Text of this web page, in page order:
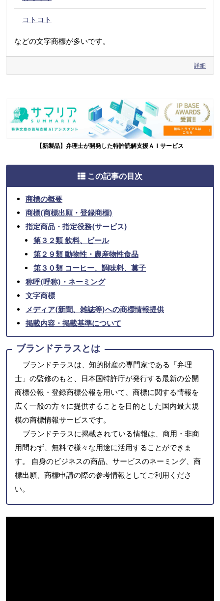
コトコト
などの文字商標が多いです。
詳細
【新製品】弁理士が開発した特許読解支援ＡＩサービス
この記事の目次
商標の概要
商標(商標出願・登録商標)
指定商品・指定役務(サービス)
第３２類 飲料、ビール
第２９類 動物性・農産物性食品
第３０類 コーヒー、調味料、菓子
称呼(呼称)・ネーミング
文字商標
メディア(新聞、雑誌等)への商標情報提供
掲載内容・掲載基準について
ブランドテラスとは
ブランドテラスは、知的財産の専門家である「弁理
士」の監修のもと、日本国特許庁が発行する最新の公開
商標公報・登録商標公報を用いて、商標に関する情報を
広く一般の方々に提供することを目的とした国内最大規
模の商標情報サービスです。
ブランドテラスに掲載されている情報は、商用・非商
用問わず、無料で様々な用途に活用することができま
す。 自身のビジネスの商品、サービスのネーミング、商
標出願、商標申請の際の参考情報としてご利用くださ
い。